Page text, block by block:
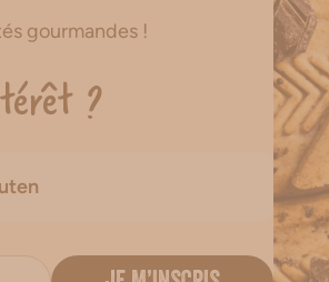
gourmandes !
?